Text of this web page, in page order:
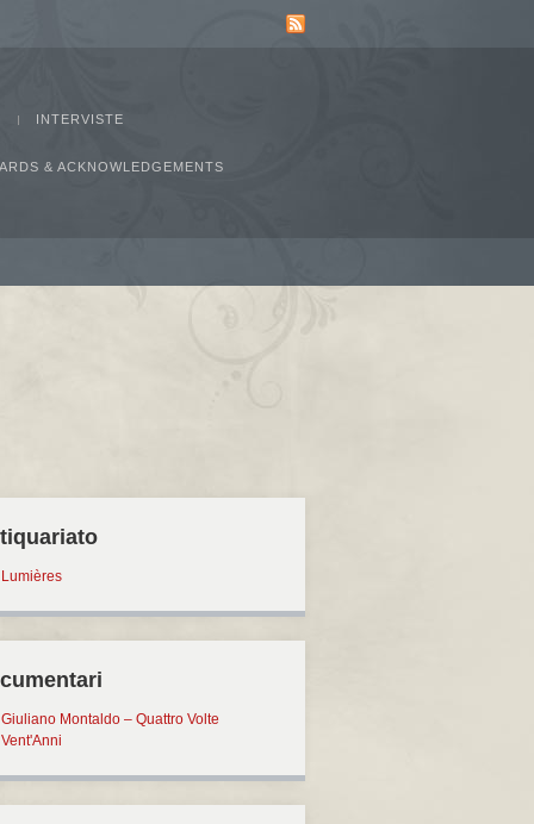
INTERVISTE
& ACKNOWLEDGEMENTS
Lumières
Giuliano Montaldo – Quattro Volte
Vent'Anni